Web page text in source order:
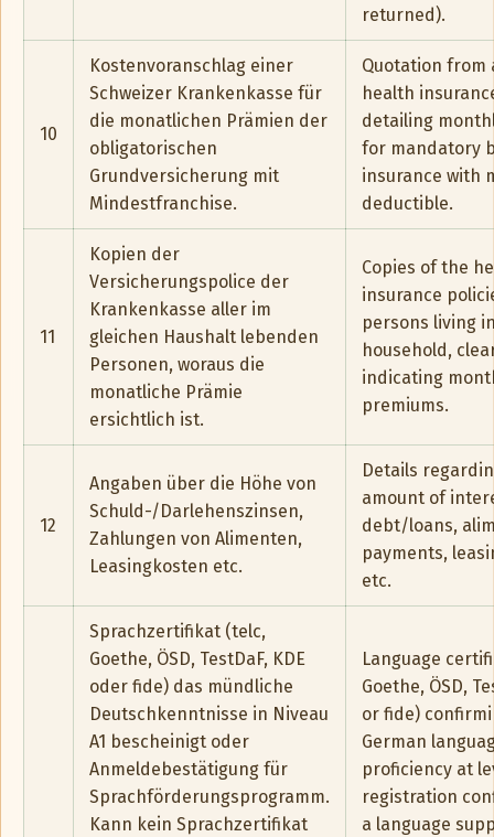
returned).
10
Kostenvoranschlag einer
Schweizer Krankenkasse für
die monatlichen Prämien der
obligatorischen
Grundversicherung mit
Mindestfranchise.
Quotation from
health
detailing
for mandatory
insurance with
deductible.
11
Kopien der
Versicherungspolice der
Krankenkasse aller im
gleichen Haushalt lebenden
Personen, woraus die
monatliche Prämie
ersichtlich ist.
Copies of the
insurance
persons living
household,
indicating
premiums.
12
Angaben über die Höhe von
Schuld-/Darlehenszinsen,
Zahlungen von Alimenten,
Leasingkosten etc.
Details
amount of
debt/loans,
payments,
etc.
Sprachzertifikat (telc,
Goethe, ÖSD, TestDaF, KDE
oder fide) das mündliche
Deutschkenntnisse in Niveau
A1 bescheinigt oder
Anmeldebestätigung für
Sprachförderungsprogramm.
Kann kein Sprachzertifikat
Language
Goethe, ÖSD,
or fide)
German
proficiency at
registration
a language